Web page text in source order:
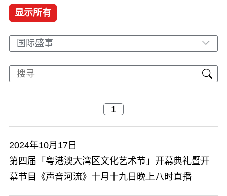
显示所有
国际盛事
2024年10月17日
第四届「粤港澳大湾区文化艺术节」开幕典礼暨开
幕节目《声音河流》十月十九日晚上八时直播